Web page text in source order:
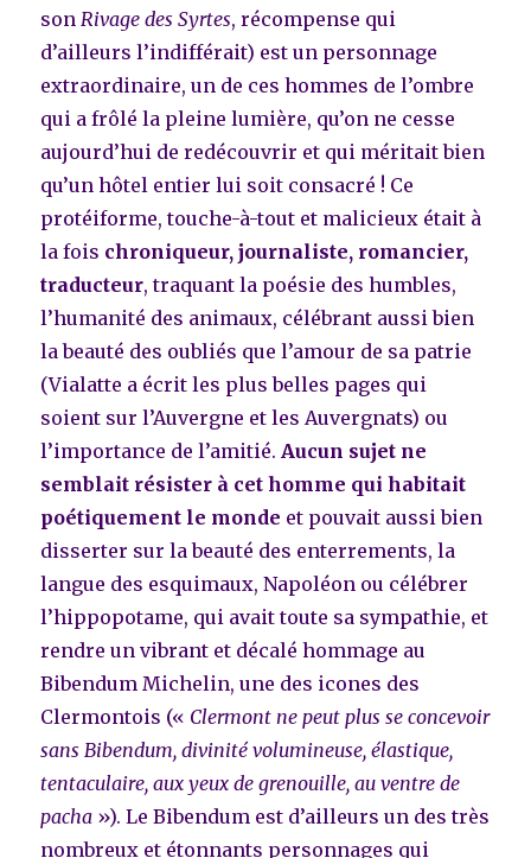
sonRivage des Syrtes, récompense qui
d’ailleurs l’indifférait) est un personnage
extraordinaire, un de ces hommes de l’ombre
qui a frôlé la pleine lumière, qu’on ne cesse
aujourd’hui de redécouvrir et qui méritait bien
qu’un hôtel entier lui soit consacré ! Ce
protéiforme, touche-à-tout et malicieux était à
la fois chroniqueur, journaliste, romancier,
traducteur, traquant la poésie des humbles,
l’humanité des animaux, célébrant aussi bien
la beauté des oubliés que l’amour de sa patrie
(Vialatte a écrit les plus belles pages qui
soient sur l’Auvergne et les Auvergnats) ou
l’importance de l’amitié.Aucun sujet ne
semblait résister à cet homme qui habitait
poétiquement le monde et pouvait aussi bien
disserter sur la beauté des enterrements, la
langue des esquimaux, Napoléon ou célébrer
l’hippopotame, qui avait toute sa sympathie, et
rendre un vibrant et décalé hommage au
Bibendum Michelin, une des icones des
Clermontois (« Clermont ne peut plus se concevoir
sans Bibendum, divinité volumineuse, élastique,
tentaculaire, aux yeux de grenouille, au ventre de
pacha »). Le Bibendum est d’ailleurs un des très
nombreux et étonnants personnages qui